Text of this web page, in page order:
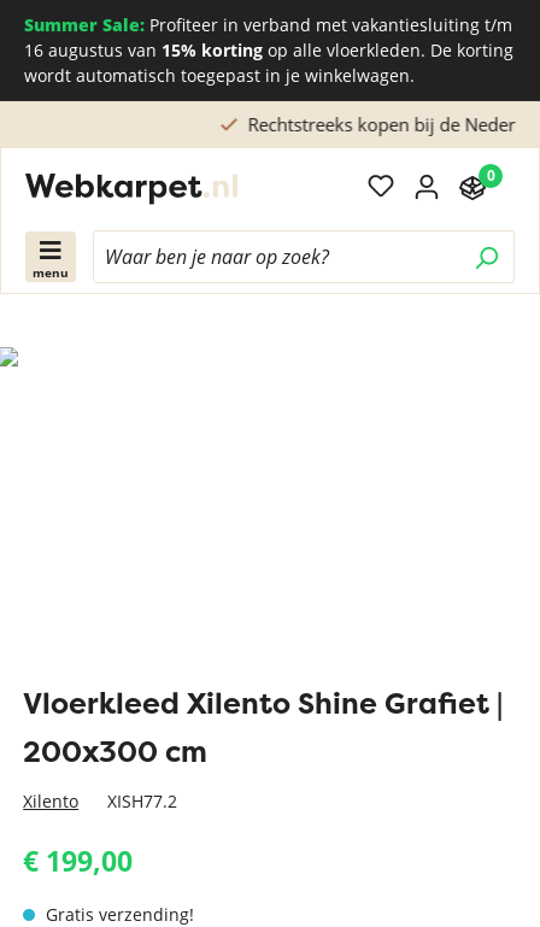
Summer Sale: Profiteer in verband met vakantiesluiting t/m
16 augustus van 15% korting op alle vloerkleden. De korting
wordt automatisch toegepast in je winkelwagen.
Rechtstreeks kopen bij de Nederlandse fabriek
menu
0
Vloerkleed Xilento Shine Grafiet |
200x300 cm
Xilento XISH77.2
€ 199,00
Gratis verzending!